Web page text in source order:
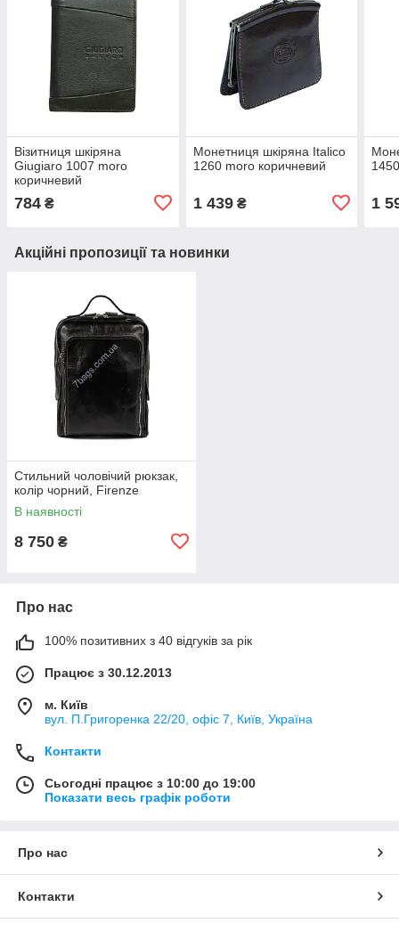
Візитниця шкіряна
Giugiaro 1007 moro
коричневий
784 ₴
Монетниця шкіряна Italico
1260 moro коричневий
1 439₴ 1
Акційні пропозиції та новинки
Стильний чоловічий рюкзак,
колір чорний, Firenze
В наявності
8 750 ₴
Про нас
100% позитивних з 40 відгуків за рік
Працює з 30.12.2013
м. Київ
вул. П.Григоренка 22/20, офіс 7, Київ, Україна
Контакти
Сьогодні працює з 10:00 до 19:00
Показати весь графік роботи
Про нас
Контакти